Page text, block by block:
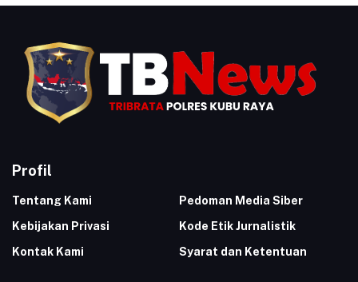
Profil
Tentang Kami
Pedoman Media Siber
Kebijakan Privasi
Kode Etik Jurnalistik
Kontak Kami
Syarat dan Ketentuan